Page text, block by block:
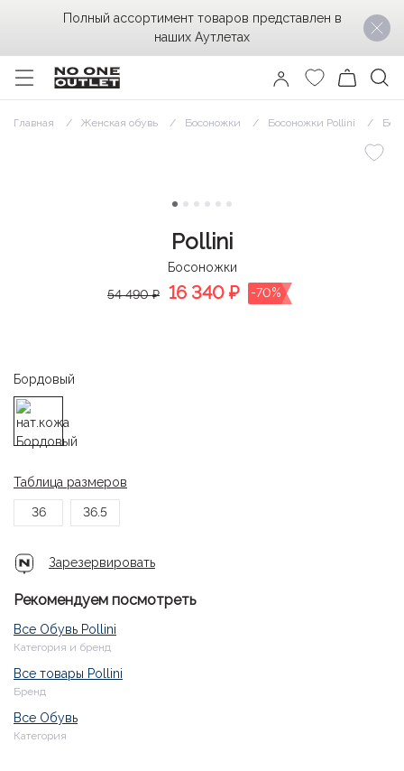
Главная Женская обувь Босоножки Босоножки Pollini
Pollini
Босоножки
54 490 ₽
16 340 ₽ -70%
Бордовый
Таблица размеров
36 36.5
Зарезервировать
Рекомендуем посмотреть
Все Обувь Pollini
Категория и бренд
Все товары Pollini
Бренд
Все Обувь
Категория
Полный ассортимент товаров представлен в
наших Аутлетах